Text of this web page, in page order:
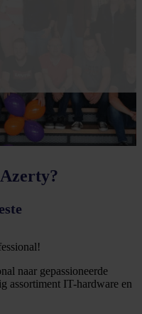
naar gepassioneerde
assortiment IT-hardware en